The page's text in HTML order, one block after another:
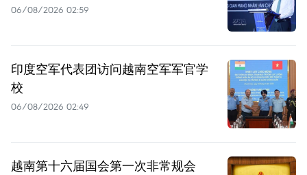
06/08/2026 02:59
印度空军代表团访问越南空军军官学
校
06/08/2026 02:49
越南第十六届国会第一次非常规会